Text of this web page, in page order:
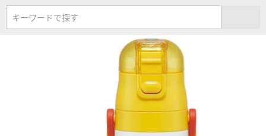
キーワードで探す